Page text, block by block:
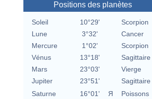
Positions des planètes
Soleil 10°29'
Scorpion
Lune
3°32'
Cancer
Mercure
1°02'
Scorpion
Vénus
13°18'
Sagittaire
Mars
23°03'
Vierge
Jupiter
23°51'
Sagittaire
Saturne
16°01' Я
Poissons